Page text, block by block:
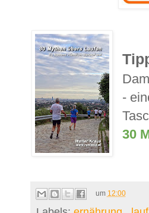
-
30
um 12:00